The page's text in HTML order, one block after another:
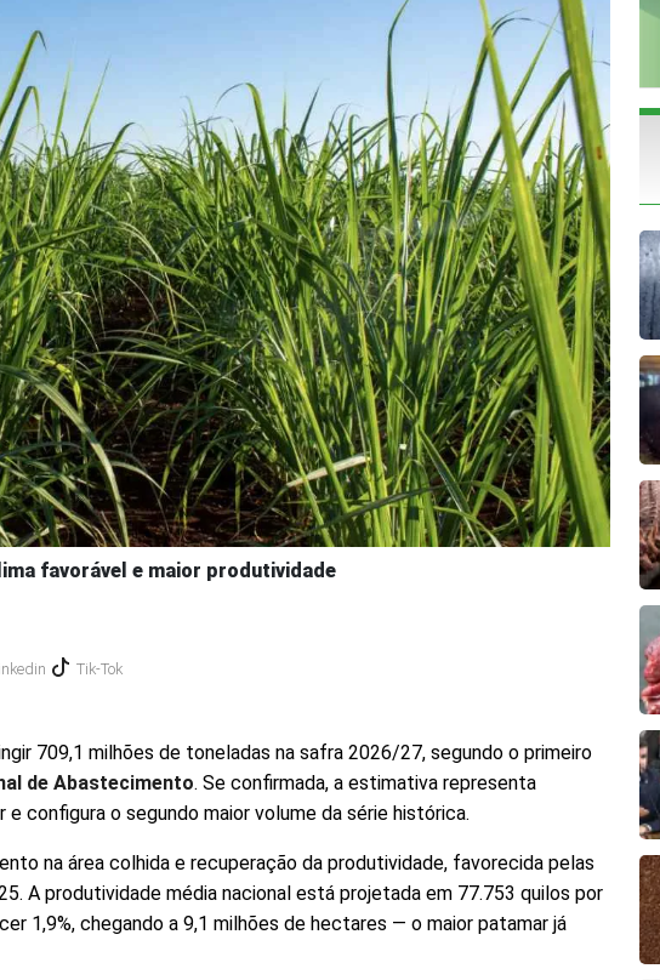
favorável e maior produtividade
Tik-Tok
709,1 milhões de toneladas na safra 2026/27, segundo o primeiro
de Abastecimento. Se confirmada, a estimativa representa
configura o segundo maior volume da série histórica.
na área colhida e recuperação da produtividade, favorecida pelas
A produtividade média nacional está projetada em 77.753 quilos por
1,9%, chegando a 9,1 milhões de hectares — o maior patamar já